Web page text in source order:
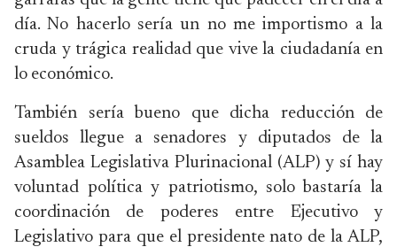
día. No hacerlo sería un no me importismo a la
cruda y trágica realidad que vive la ciudadanía en
lo económico.
También sería bueno que dicha reducción de
sueldos llegue a senadores y diputados de la
Asamblea Legislativa Plurinacional (ALP) y sí hay
voluntad política y patriotismo, solo bastaría la
coordinación de poderes entre Ejecutivo y
Legislativo para que el presidente nato de la ALP,